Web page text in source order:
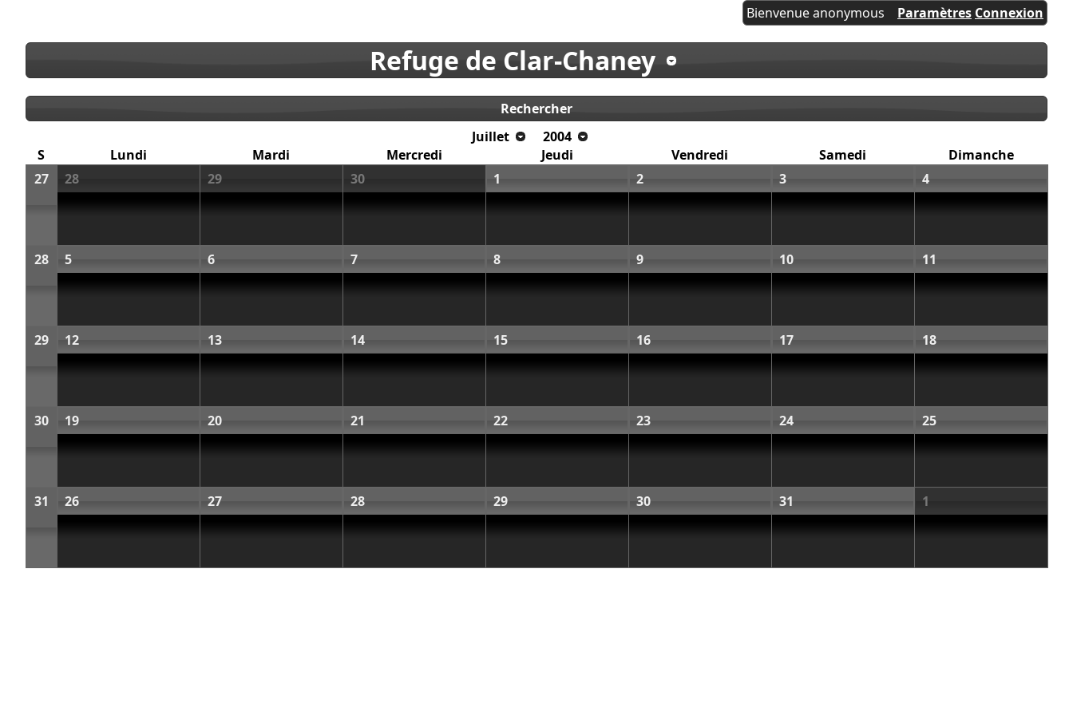
Bienvenue anonymous Paramètres Connexion
Refuge de Clar-Chaney
Rechercher
Juillet
2004
S
Lundi Mardi Mercredi Jeudi Vendredi Samedi
Dimanche
27
28 29 30 1 2 3 4
28 5 6 7 8 9 10 11
29 12 13 14 15 16 17 18
30 19 20 21 22 23 24 25
31 26 27 28 29 30 31 1